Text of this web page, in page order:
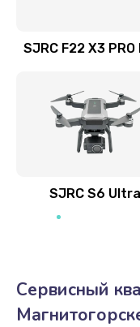
SJRC F22 X3 PRO
SJRC S6 Ultra
Сервисный